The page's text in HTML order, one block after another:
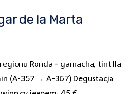
de la Marta
Ronda – garnacha, tintilla
(A-357 → A-367) Degustacja